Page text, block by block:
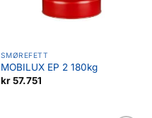
SMØREFETT
MOBILUX EP 2 180kg
kr57.751